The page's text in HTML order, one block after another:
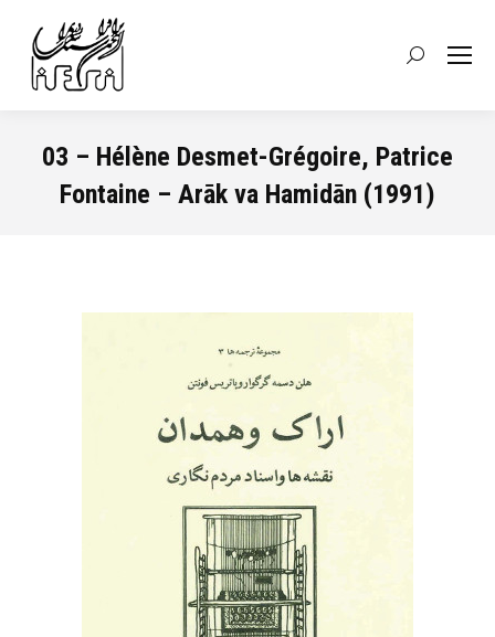
Recherche
03 – Hélène Desmet-Grégoire, Patrice
Fontaine – Arāk va Hamidān (1991)